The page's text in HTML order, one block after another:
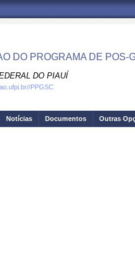
DO PROGRAMA DE
DO PIAUÍ
PPGSC
Notícias Documentos Outras